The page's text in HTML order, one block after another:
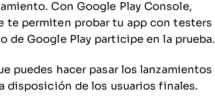
Con Google Play Console,
te permiten probar tu app con testers
de Google Play participe en la prueba.
puedes hacer pasar los lanzamientos
disposición de los usuarios finales.